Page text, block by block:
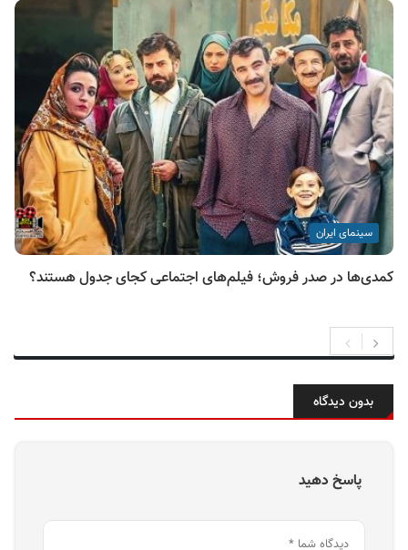
سینمای ایران
کمدی‌ها در صدر فروش؛ فیلم‌های اجتماعی کجای جدول هستند؟
بدون دیدگاه
پاسخ دهید